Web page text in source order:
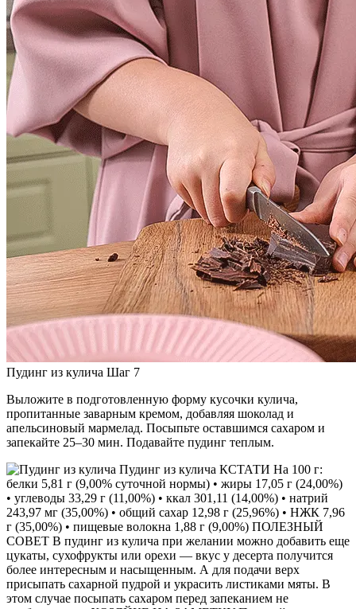
Пудинг из кулича Шаг 7
Выложите в подготовленную форму кусочки кулича,
пропитанные заварным кремом, добавляя шоколад и
апельсиновый мармелад. Посыпьте оставшимся сахаром и
запекайте 25–30 мин. Подавайте пудинг теплым.
Пудинг из кулича КСТАТИ На 100 г:
белки 5,81 г (9,00% суточной нормы) • жиры 17,05 г (24,00%)
• углеводы 33,29 г (11,00%) • ккал 301,11 (14,00%) • натрий
243,97 мг (35,00%) • общий сахар 12,98 г (25,96%) • НЖК 7,96
г (35,00%) • пищевые волокна 1,88 г (9,00%) ПОЛЕЗНЫЙ
СОВЕТ В пудинг из кулича при желании можно добавить еще
цукаты, сухофрукты или орехи — вкус у десерта получится
более интересным и насыщенным. А для подачи верх
присыпать сахарной пудрой и украсить листиками мяты. В
этом случае посыпать сахаром перед запеканием не